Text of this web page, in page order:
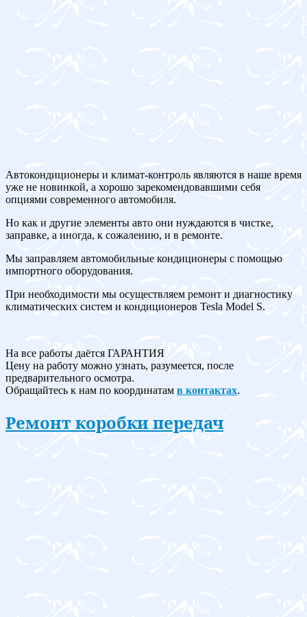
Автокондиционеры и климат-контроль являются в наше время
уже не новинкой, а хорошо зарекомендовавшими себя
опциями современного автомобиля.
Но как и другие элементы авто они нуждаются в чистке,
заправке, а иногда, к сожалению, и в ремонте.
Мы заправляем автомобильные кондиционеры с помощью
импортного оборудования.
При необходимости мы осуществляем ремонт и диагностику
климатических систем и кондиционеров Tesla Model S.
На все работы даётся ГАРАНТИЯ
Цену на работу можно узнать, разумеется, после
предварительного осмотра.
Обращайтесь к нам по координатам в контактах.
Ремонт коробки передач